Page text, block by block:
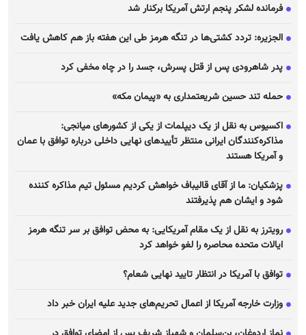
فرمانده لشکر پنجم ارتش آمریکا برکنار شد
الجزیره: تردد کشتی‌ها در تنگه هرمز طی این هفته باز هم کاهش یافت
پدر شاهرودی پس از قتل پسرش، جسد را در چاه مخفی کرد
حمله تند حسین شریعتمداری به «پیمان مکه»
اکسیوس به نقل از یک دیپلمات از یکی از کشور‌های میانجی:
مذاکره‌کنندگان ایرانی منتظر تأیید‌های نهایی داخلی درباره توافق با عمان
و آمریکا هستند
پزشکیان: ما از آقای قالیباف خواهش کردیم مسئول تیم مذاکره کننده
شود و ایشان هم پذیرفتند
رویترز به نقل از یک مقام آمریکایی: به محض توافق بر سر تنگه هرمز
ایالات متحده محاصره را لغو خواهد کرد
توافق با آمریکا در انتظار تایید نهایی شعام؟
وزارت خارجه آمریکا از اعمال تحریم‌های جدید علیه ایران خبر داد